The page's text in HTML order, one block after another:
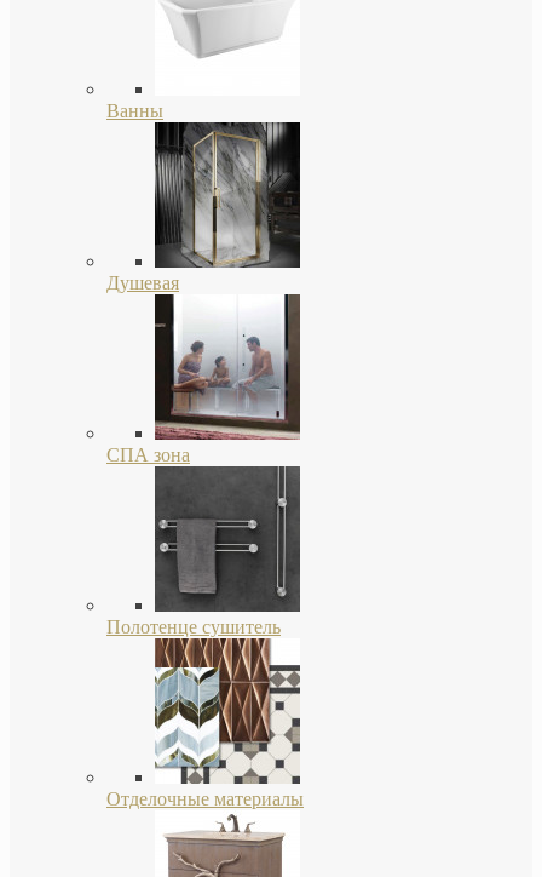
Ванны
Душевая
СПА зона
Полотенце сушитель
Отделочные материалы